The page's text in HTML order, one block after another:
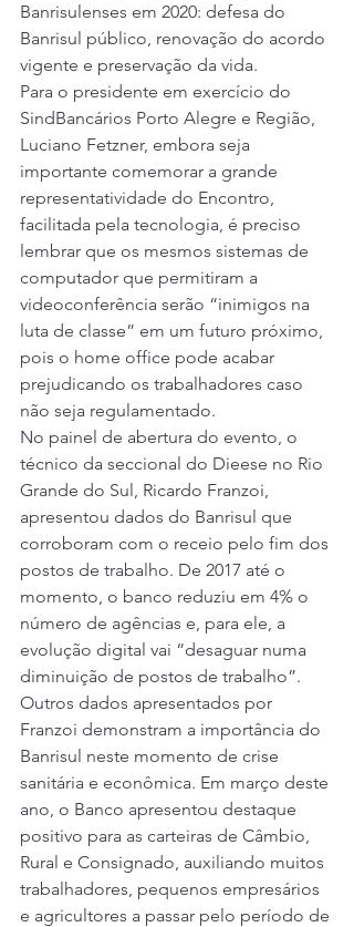
Banrisulenses em 2020: defesa do
Banrisul público, renovação do acordo
vigente e preservação da vida.
Para o presidente em exercício do
SindBancários Porto Alegre e Região,
Luciano Fetzner, embora seja
importante comemorar a grande
representatividade do Encontro,
facilitada pela tecnologia, é preciso
lembrar que os mesmos sistemas de
computador que permitiram a
videoconferência serão “inimigos na
luta de classe” em um futuro próximo,
pois o home office pode acabar
prejudicando os trabalhadores caso
não seja regulamentado.
No painel de abertura do evento, o
técnico da seccional do Dieese no Rio
Grande do Sul, Ricardo Franzoi,
apresentou dados do Banrisul que
corroboram com o receio pelo fim dos
postos de trabalho. De 2017 até o
momento, o banco reduziu em 4% o
número de agências e, para ele, a
evolução digital vai “desaguar numa
diminuição de postos de trabalho”.
Outros dados apresentados por
Franzoi demonstram a importância do
Banrisul neste momento de crise
sanitária e econômica. Em março deste
ano, o Banco apresentou destaque
positivo para as carteiras de Câmbio,
Rural e Consignado, auxiliando muitos
trabalhadores, pequenos empresários
e agricultores a passar pelo período de